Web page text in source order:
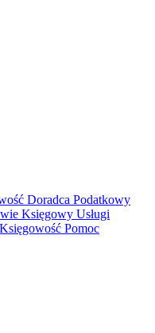
Doradca Podatkowy
Księgowy Usługi
Pomoc